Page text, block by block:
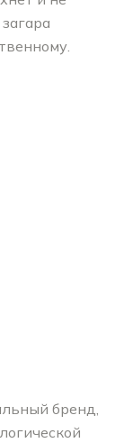
бренд,